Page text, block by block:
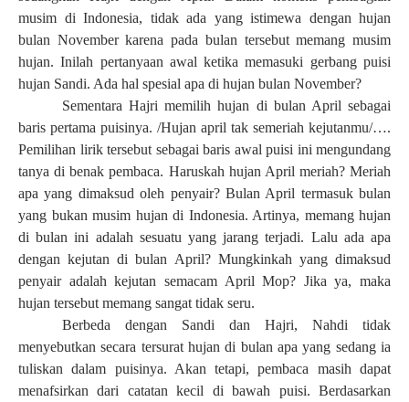
musim di Indonesia, tidak ada yang istimewa dengan hujan
bulan November karena pada bulan tersebut memang musim
hujan. Inilah pertanyaan awal ketika memasuki gerbang puisi
hujan Sandi. Ada hal spesial apa di hujan bulan November?
Sementara Hajri memilih hujan di bulan April sebagai
baris pertama puisinya. /Hujan april tak semeriah kejutanmu/….
Pemilihan lirik tersebut sebagai baris awal puisi ini mengundang
tanya di benak pembaca. Haruskah hujan April meriah? Meriah
apa yang dimaksud oleh penyair? Bulan April termasuk bulan
yang bukan musim hujan di Indonesia. Artinya, memang hujan
di bulan ini adalah sesuatu yang jarang terjadi. Lalu ada apa
dengan kejutan di bulan April? Mungkinkah yang dimaksud
penyair adalah kejutan semacam April Mop? Jika ya, maka
hujan tersebut memang sangat tidak seru.
Berbeda dengan Sandi dan Hajri, Nahdi tidak
menyebutkan secara tersurat hujan di bulan apa yang sedang ia
tuliskan dalam puisinya. Akan tetapi, pembaca masih dapat
menafsirkan dari catatan kecil di bawah puisi. Berdasarkan